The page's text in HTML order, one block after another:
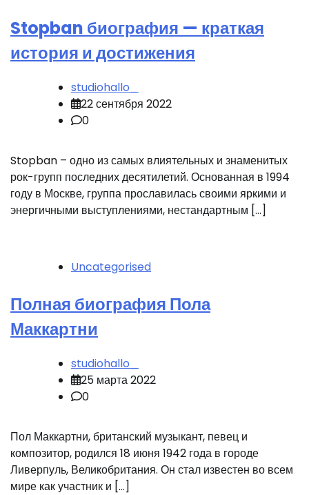
Stopban биография — краткая
история и достижения
studiohallo_
22 сентября 2022
0
Stopban – одно из самых влиятельных и знаменитых
рок-групп последних десятилетий. Основанная в 1994
году в Москве, группа прославилась своими яркими и
энергичными выступлениями, нестандартным […]
Uncategorised
Полная биография Пола
Маккартни
studiohallo_
25 марта 2022
0
Пол Маккартни, британский музыкант, певец и
композитор, родился 18 июня 1942 года в городе
Ливерпуль, Великобритания. Он стал известен во всем
мире как участник и […]